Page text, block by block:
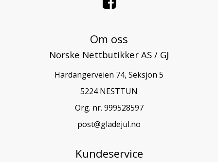
Om oss
Norske Nettbutikker AS / GJ
Hardangerveien 74, Seksjon 5
5224 NESTTUN
Org. nr. 999528597
post@gladejul.no
Kundeservice